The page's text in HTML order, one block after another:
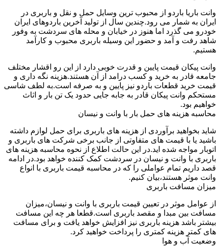
وانت باریا باردو از محبوب ترین وسایل حمل و نقل و باربری در
ایران به شمار می رود.چندین سال از تولید آخرین باردوهای ایران
خودرو می گذرد اما هنوز در خیابان و محله های سردشت به وفور
شاهد رفت و آمد و حضور این وسیله باربری محبوب و کارآمد
هستیم.
وانت پیکان قیمت پایین و قدرت خوبی دارد از این رو اقشار مختلف
جامعه قادر به خرید و کسب درامد از آن هستند.هزینه نگه داری و
قیمت خرید قطعات باردو نیز پایین و به صرفه است.به لطف شاسی
مستحکم وانت پیکان قادر به جابه جایی حدود یک تن بار و اثاث
خواهیم بود.
محاسبه هزینه های حمل بار با وانت و نیسان
شاید بخواهید برآوردی از هزینه های باربری برای حمل لوازم داشته
باشید یا با قیمت های متفاوتی از جانب برخی شرکت های باربری و
اتوبار مواجه شده اید.در این حالت اطلاع از نحوه محاسبه هزینه های
باربری با وانت و نیسان در سردشت کمک کننده خواهد بود.در ادامه
قصد داریم تمام عواملی را که در محاسبه قیمت باربری با انواع
وانت موثر هستند،بیان کنیم.
میزان مسافت باربری
از عوامل موثر در تعیین قیمت باربری با وانت و نیسان،میزان
مسافت بین مبدا و مقصد باربری است.قطعا هر چه این مسافت
بیشتر باشد هزینه باربری نیز افزایش خواهد یافت و برای مسافت
های کمتر هزینه کمتری را پرداخت خواهید کرد.
وضعیت آب و هوا